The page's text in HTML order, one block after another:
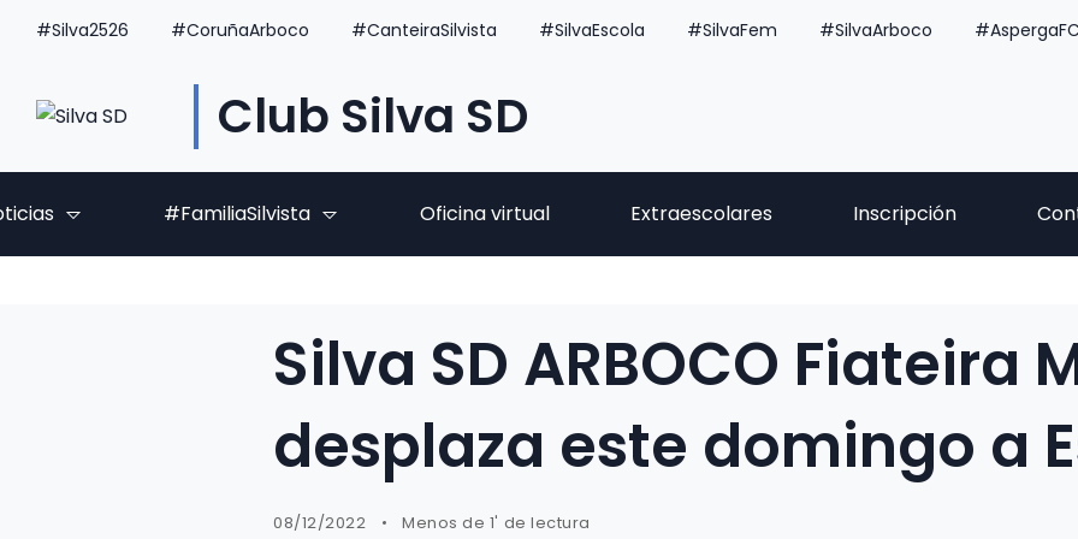
#Silva2526 #CoruñaArboco #CanteiraSilvista #SilvaEscola #SilvaFem #SilvaArboco #AspergaFC
Club Silva SD
#FamiliaSilvista Oficina virtual Extraescolares Inscripción
Silva SD ARBOCO Fiateira
desplaza este domingo a
08/12/2022 Menos de 1' de lectura